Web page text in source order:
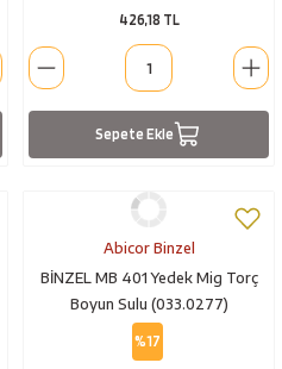
426,18 TL
Sepete Ekle
Abicor Binzel
BİNZEL MB 401 Yedek Mig Torç
Boyun Sulu (033.0277)
%17